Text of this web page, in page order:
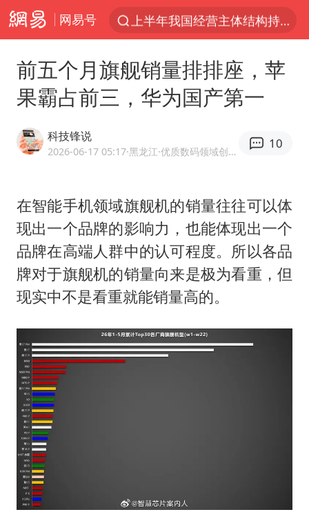
网易号
上半年我国经营主体结构持续优化
中国籍豪华游艇富商之子在泰国被杀
王艺迪无缘横滨赛决赛
《披荆斩棘2026》阵容官宣
国足U17与阿森纳决赛取消 并列冠军
《龙餐馆》 冲奖
上门女婿出轨女邻居多年被判重婚罪
2025年小学教师减少13.19万
前五个月旗舰销量排排座，苹
果霸占前三，华为国产第一
科技锋说
2026-06-17 05:17·黑龙江 ·优质数码领域创作者
10
在智能手机领域旗舰机的销量往往可以体
现出一个品牌的影响力，也能体现出一个
品牌在高端人群中的认可程度。所以各品
牌对于旗舰机的销量向来是极为看重，但
现实中不是看重就能销量高的。